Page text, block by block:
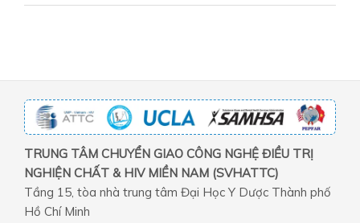
TRUNG TÂM CHUYỂN GIAO CÔNG NGHỆ ĐIỀU TRỊ
NGHIỆN CHẤT & HIV MIỀN NAM (SVHATTC)
Tầng 15, tòa nhà trung tâm Đại Học Y Dược Thành phố
Hồ Chí Minh